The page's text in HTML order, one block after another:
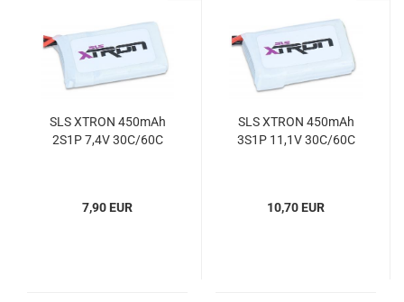
SLS XTRON 450mAh
2S1P 7,4V 30C/60C
7,90 EUR
SLS XTRON 450mAh
3S1P 11,1V 30C/60C
10,70 EUR